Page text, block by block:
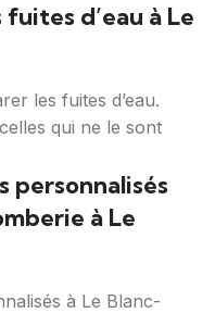
d’eau à Le
les fuites d’eau.
qui ne le sont
personnalisés
à Le
à Le Blanc-